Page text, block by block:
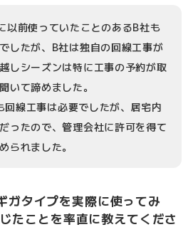
以前使っていたことのあるB社も
したが、B社は独自の回線工事が
しシーズンは特に工事の予約が取
いて諦めました。
回線工事は必要でしたが、居宅内
ったので、管理会社に許可を得て
られました。
タイプを実際に使ってみ
たことを率直に教えてくださ